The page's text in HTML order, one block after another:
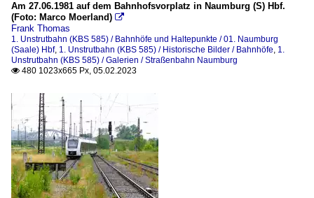
Am 27.06.1981 auf dem Bahnhofsvorplatz in Naumburg (S) Hbf.
(Foto: Marco Moerland) 
Frank Thomas
1. Unstrutbahn (KBS 585) / Bahnhöfe und Haltepunkte / 01. Naumburg
(Saale) Hbf, 1. Unstrutbahn (KBS 585) / Historische Bilder / Bahnhöfe, 1.
Unstrutbahn (KBS 585) / Galerien / Straßenbahn Naumburg
 480 1023x665 Px, 05.02.2023